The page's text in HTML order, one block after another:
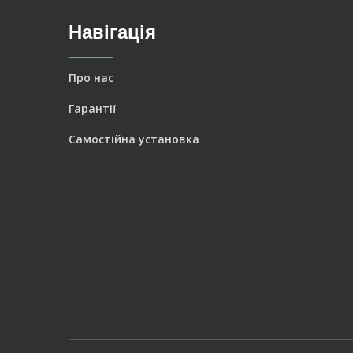
Навігація
Про нас
Гарантії
Самостійна установка